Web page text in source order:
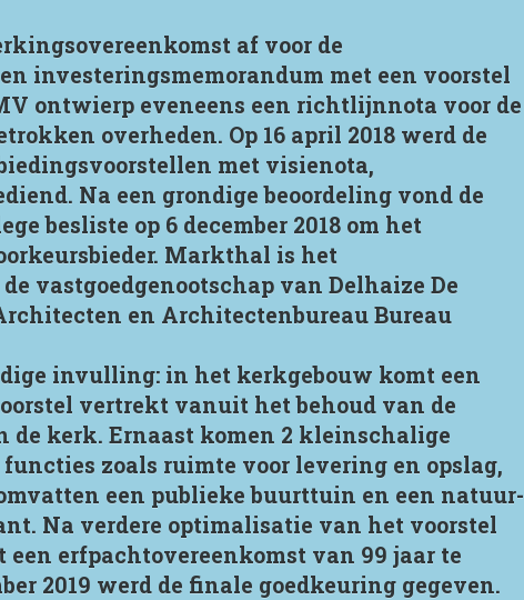
af voor de
investeringsmemorandum met een voorstel
ontwierp eveneens een richtlijnnota voor de
overheden. Op 16 april 2018 werd de
met visienota,
Na een grondige beoordeling vond de
besliste op 6 december 2018 om het
Markthal is het
vastgoedgenootschap van Delhaize De
en Architectenbureau Bureau
invulling: in het kerkgebouw komt een
vertrekt vanuit het behoud van de
kerk. Ernaast komen 2 kleinschalige
zoals ruimte voor levering en opslag,
een publieke buurttuin en een natuur-
Na verdere optimalisatie van het voorstel
erfpachtovereenkomst van 99 jaar te
2019 werd de finale goedkeuring gegeven.